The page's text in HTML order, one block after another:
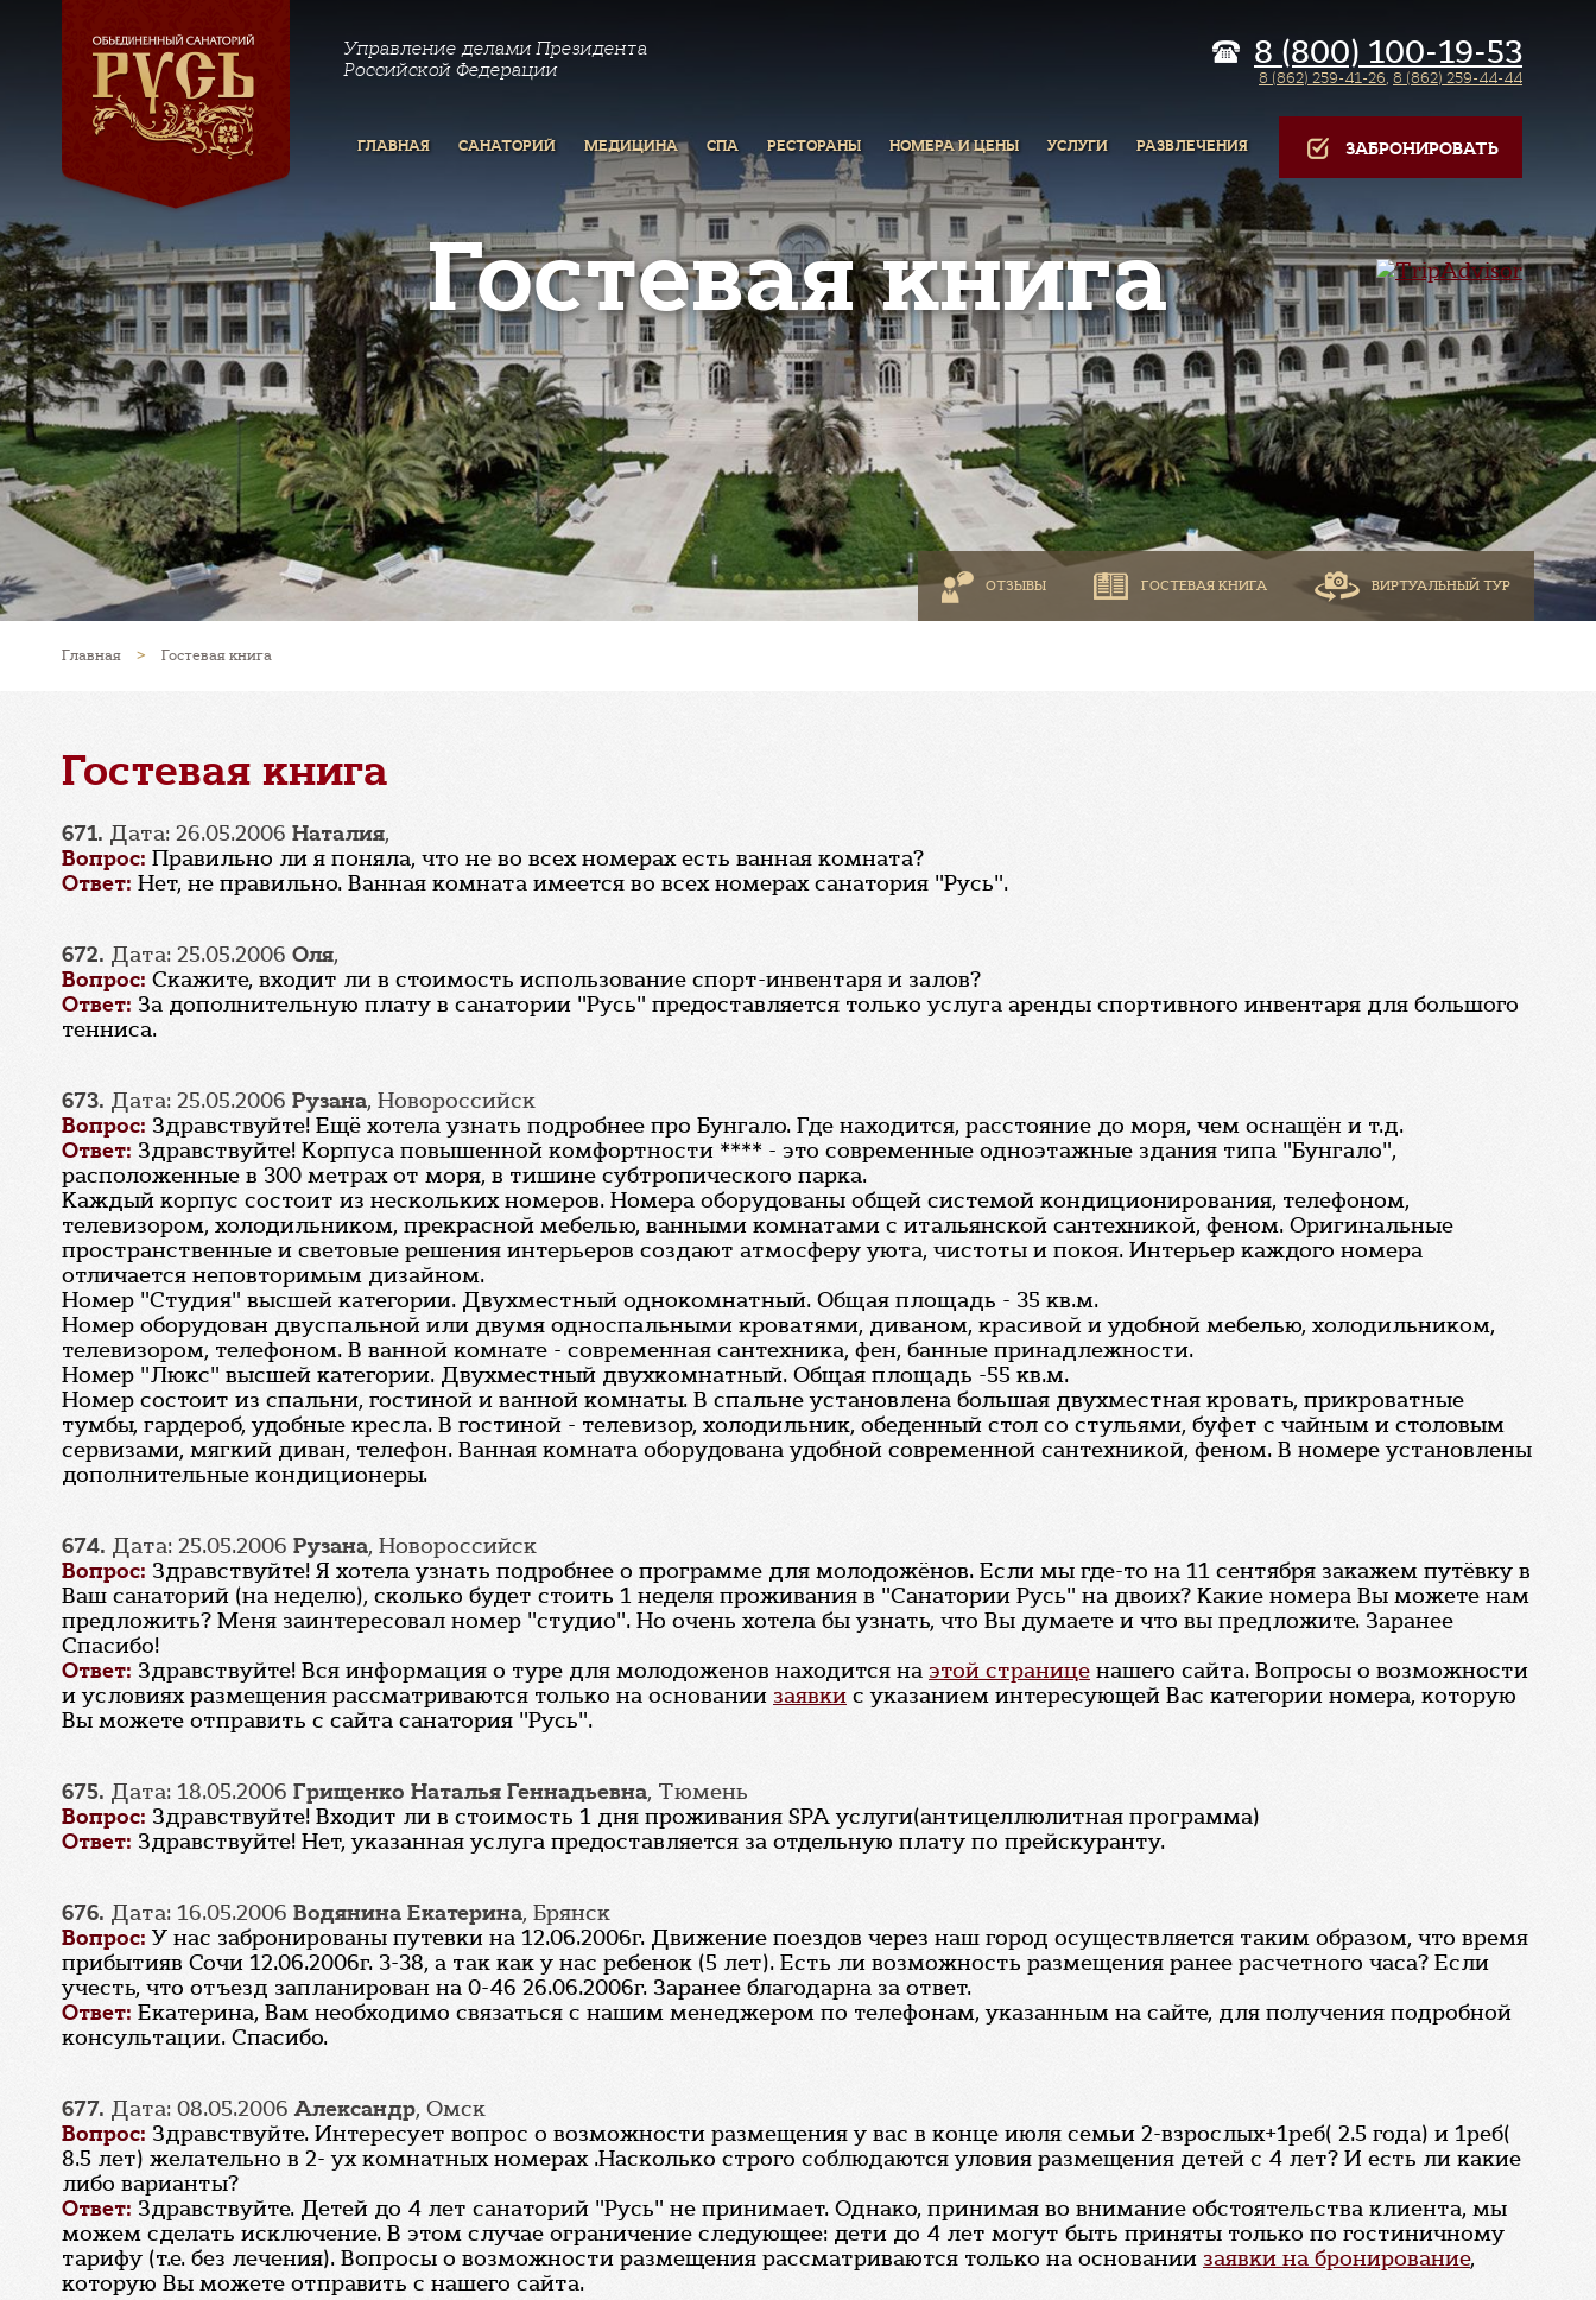
Управление делами Президента
Российской Федерации
8 (800) 100-19-53
8 (862) 259-41-26, 8 (862) 259-44-44
ГЛАВНАЯ САНАТОРИЙ МЕДИЦИНА СПА РЕСТОРАНЫ НОМЕРА И ЦЕНЫ УСЛУГИ РАЗВЛЕЧЕНИЯ ЗАБРОНИРОВАТЬ
Гостевая книга
ОТЗЫВЫ ГОСТЕВАЯ КНИГА ВИРТУАЛЬНЫЙ ТУР
Главная > Гостевая книга
Гостевая книга
671. Дата: 26.05.2006 Наталия,
Вопрос: Правильно ли я поняла, что не во всех номерах есть ванная комната?
Ответ: Нет, не правильно. Ванная комната имеется во всех номерах санатория "Русь".
672. Дата: 25.05.2006 Оля,
Вопрос: Скажите, входит ли в стоимость использование спорт-инвентаря и залов?
Ответ: За дополнительную плату в санатории "Русь" предоставляется только услуга аренды спортивного инвентаря для большого
тенниса.
673. Дата: 25.05.2006 Рузана, Новороссийск
Вопрос: Здравствуйте! Ещё хотела узнать подробнее про Бунгало. Где находится, расстояние до моря, чем оснащён и т.д.
Ответ: Здравствуйте! Корпуса повышенной комфортности **** - это современные одноэтажные здания типа "Бунгало",
расположенные в 300 метрах от моря, в тишине субтропического парка.
Каждый корпус состоит из нескольких номеров. Номера оборудованы общей системой кондиционирования, телефоном,
телевизором, холодильником, прекрасной мебелью, ванными комнатами с итальянской сантехникой, феном. Оригинальные
пространственные и световые решения интерьеров создают атмосферу уюта, чистоты и покоя. Интерьер каждого номера
отличается неповторимым дизайном.
Номер "Студия" высшей категории. Двухместный однокомнатный. Общая площадь - 35 кв.м.
Номер оборудован двуспальной или двумя односпальными кроватями, диваном, красивой и удобной мебелью, холодильником,
телевизором, телефоном. В ванной комнате - современная сантехника, фен, банные принадлежности.
Номер "Люкс" высшей категории. Двухместный двухкомнатный. Общая площадь -55 кв.м.
Номер состоит из спальни, гостиной и ванной комнаты. В спальне установлена большая двухместная кровать, прикроватные
тумбы, гардероб, удобные кресла. В гостиной - телевизор, холодильник, обеденный стол со стульями, буфет с чайным и столовым
сервизами, мягкий диван, телефон. Ванная комната оборудована удобной современной сантехникой, феном. В номере установлены
дополнительные кондиционеры.
674. Дата: 25.05.2006 Рузана, Новороссийск
Вопрос: Здравствуйте! Я хотела узнать подробнее о программе для молодожёнов. Если мы где-то на 11 сентября закажем путёвку в
Ваш санаторий (на неделю), сколько будет стоить 1 неделя проживания в "Санатории Русь" на двоих? Какие номера Вы можете нам
предложить? Меня заинтересовал номер "студио". Но очень хотела бы узнать, что Вы думаете и что вы предложите. Заранее
Спасибо!
Ответ: Здравствуйте! Вся информация о туре для молодоженов находится на этой странице нашего сайта. Вопросы о возможности
и условиях размещения рассматриваются только на основании заявки с указанием интересующей Вас категории номера, которую
Вы можете отправить с сайта санатория "Русь".
675. Дата: 18.05.2006 Грищенко Наталья Геннадьевна, Тюмень
Вопрос: Здравствуйте! Входит ли в стоимость 1 дня проживания SPA услуги(антицеллюлитная программа)
Ответ: Здравствуйте! Нет, указанная услуга предоставляется за отдельную плату по прейскуранту.
676. Дата: 16.05.2006 Водянина Екатерина, Брянск
Вопрос: У нас забронированы путевки на 12.06.2006г. Движение поездов через наш город осуществляется таким образом, что время
прибытияв Сочи 12.06.2006г. 3-38, а так как у нас ребенок (5 лет). Есть ли возможность размещения ранее расчетного часа? Если
учесть, что отъезд запланирован на 0-46 26.06.2006г. Заранее благодарна за ответ.
Ответ: Екатерина, Вам необходимо связаться с нашим менеджером по телефонам, указанным на сайте, для получения подробной
консультации. Спасибо.
677. Дата: 08.05.2006Александр, Омск
Вопрос: Здравствуйте. Интересует вопрос о возможности размещения у вас в конце июля семьи 2-взрослых+1реб( 2.5 года) и 1реб(
8.5 лет) желательно в 2- ух комнатных номерах .Насколько строго соблюдаются уловия размещения детей с 4 лет? И есть ли какие
либо варианты?
Ответ: Здравствуйте. Детей до 4 лет санаторий "Русь" не принимает. Однако, принимая во внимание обстоятельства клиента, мы
можем сделать исключение. В этом случае ограничение следующее: дети до 4 лет могут быть приняты только по гостиничному
тарифу (т.е. без лечения). Вопросы о возможности размещения рассматриваются только на основании заявки на бронирование,
которую Вы можете отправить с нашего сайта.